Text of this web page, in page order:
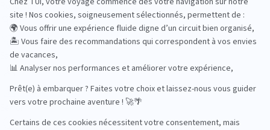
Road Trips
Safari
Sénior